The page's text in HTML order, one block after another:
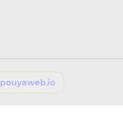
pouyaweb.io